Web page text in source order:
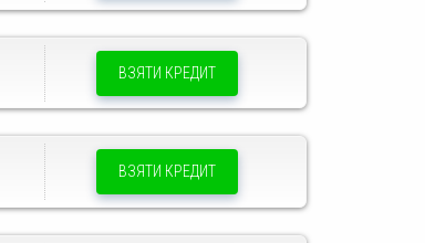
ВЗЯТИ КРЕДИТ
ВЗЯТИ КРЕДИТ